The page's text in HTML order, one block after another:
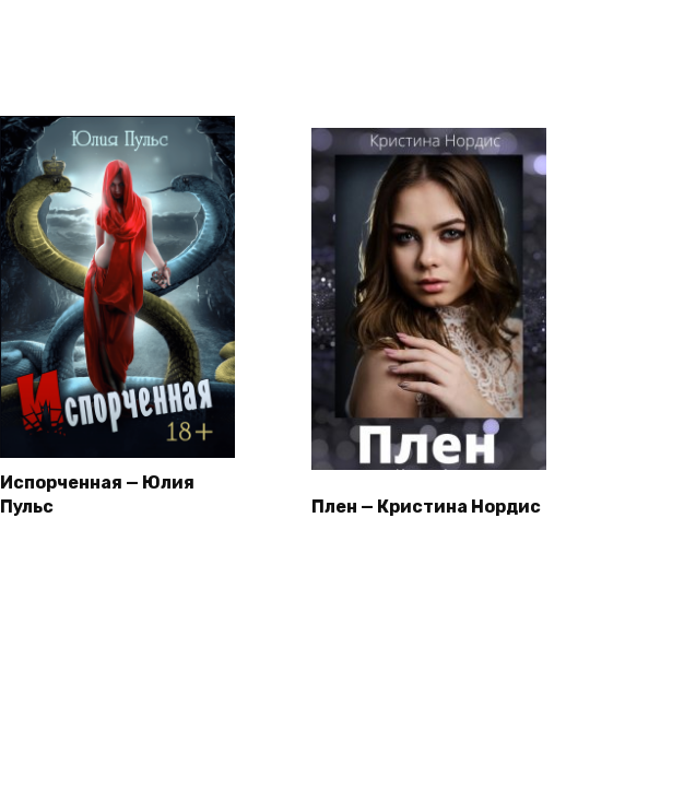
Испорченная — Юлия
Пульс
Плен — Кристина Нордис